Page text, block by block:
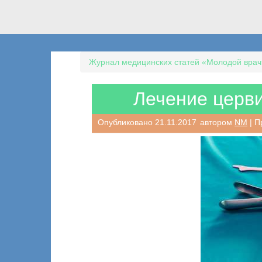
Журнал медицинских статей «Молодой
Лечение
Опубликовано 21.11.2017 автором NM |